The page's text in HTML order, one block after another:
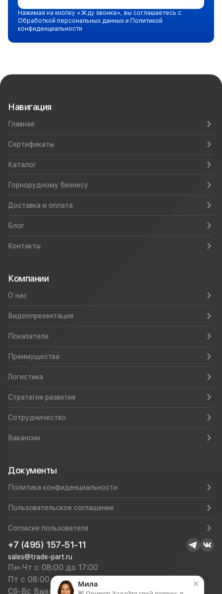
Нажимая на кнопку «Жду звонка», вы соглашаетесь с
Обработкой персональных данных и Политикой
конфиденциальности
Навигация
Главная
Сертификаты
Каталог
Горнорудному бизнесу
Доставка и оплата
Блог
Контакты
Компании
О нас
Видеопрезентация
Показатели
Преимущества
Логистика
Стратегия развития
Сотрудничество
Вакансии
Документы
Политика конфиденциальности
Пользовательское соглашение
Согласие пользователя
+7 (495) 157-51-11
sales@trade-part.ru
Пн-Чт с 08:00 до 17:00
Пт с 08:00 до 16:00
Сб-Вс Выходной
×
Мила